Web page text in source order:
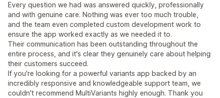
Every question we had was answered quickly, professionally
and with genuine care. Nothing was ever too much trouble,
and the team even completed custom development work to
ensure the app worked exactly as we needed it to.
Their communication has been outstanding throughout the
entire process, and it's clear they genuinely care about helping
their customers succeed.
If you're looking for a powerful variants app backed by an
incredibly responsive and knowledgeable support team, we
couldn't recommend MultiVariants highly enough. Thank you